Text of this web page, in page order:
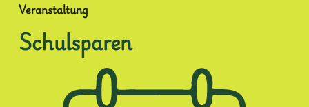
Veranstaltung
Schulsparen